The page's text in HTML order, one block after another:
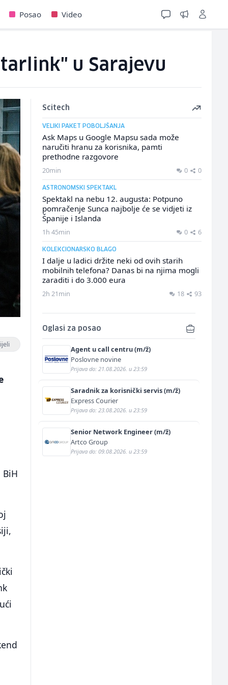
Posao Video
u Sarajevu
Scitech
VELIKI PAKET POBOLJŠANJA
Ask Maps u Google Mapsu sada može
naručiti hranu za korisnika, pamti
prethodne razgovore
20min 0 0
ASTRONOMSKI SPEKTAKL
Spektakl na nebu 12. augusta: Potpuno
pomračenje Sunca najbolje će se vidjeti iz
Španije i Islanda
1h 45min 0 6
KOLEKCIONARSKO BLAGO
I dalje u ladici držite neki od ovih starih
mobilnih telefona? Danas bi na njima mogli
zaraditi i do 3.000 eura
2h 21min 18 93
Oglasi za posao
Agent u call centru (m/ž)
Poslovne novine
Prijava do: 21.08.2026. u 23:59
Saradnik za korisnički servis (m/ž)
Express Courier
Prijava do: 23.08.2026. u 23:59
Senior Network Engineer (m/ž)
Artco Group
Prijava do: 09.08.2026. u 23:59